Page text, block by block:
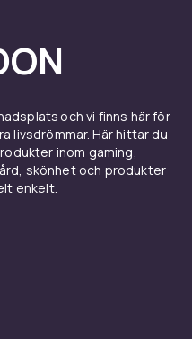
och vi finns här för
livsdrömmar. Här hittar du
inom gaming,
skönhet och produkter
enkelt.